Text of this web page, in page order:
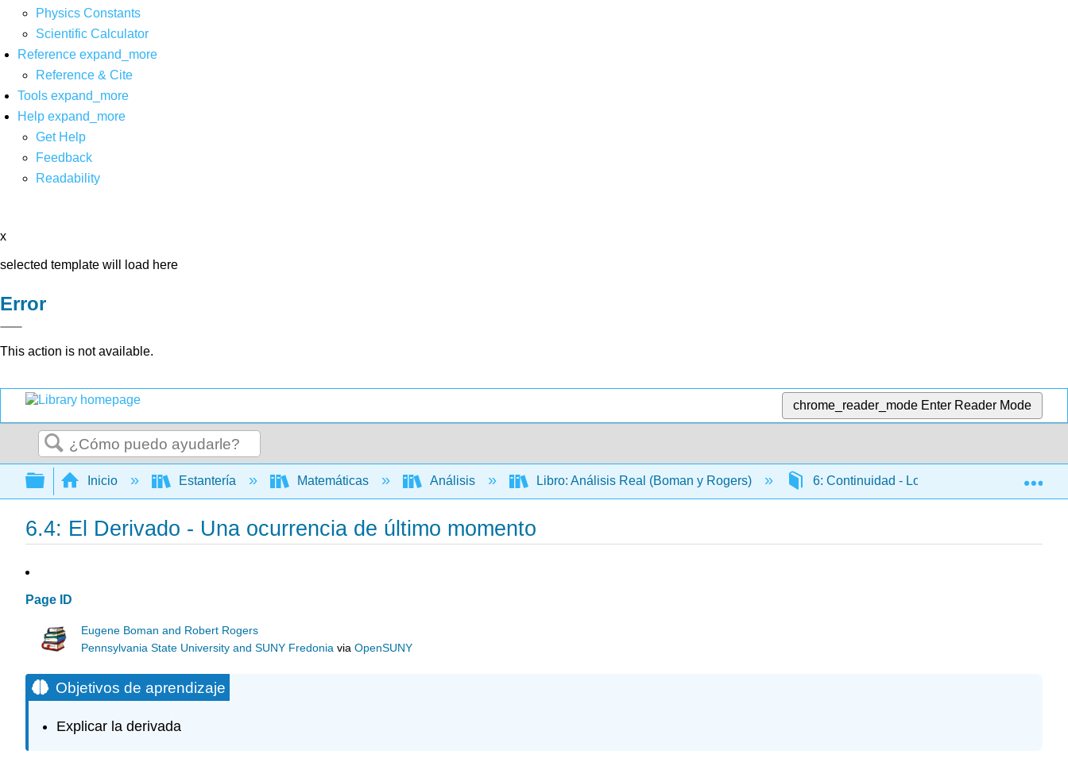
Physics Constants
Scientific Calculator
Reference expand_more
Reference & Cite
Tools expand_more
Help expand_more
Get Help
Feedback
Readability
x
selected template will load here
Error
This action is not available.
chrome_reader_mode Enter Reader Mode
Buscar
Expandir/contraer jerarquía global
Inicio Estantería Matemáticas Análisis Libro: Análisis Real (Boman y Rogers) 6: Continuidad - Lo que no es y qué es
6.4: El Derivado - Una ocurrencia de último momento
Page ID
Eugene Boman and Robert Rogers
Pennsylvania State University and SUNY Fredonia viaOpenSUNY
Objetivos de aprendizaje
Explicar la derivada